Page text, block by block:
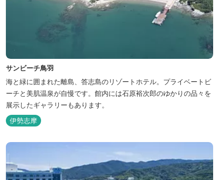
サンビーチ鳥羽
海と緑に囲まれた離島、答志島のリゾートホテル。プライベートビ
ーチと美肌温泉が自慢です。館内には石原裕次郎のゆかりの品々を
展示したギャラリーもあります。
伊勢志摩